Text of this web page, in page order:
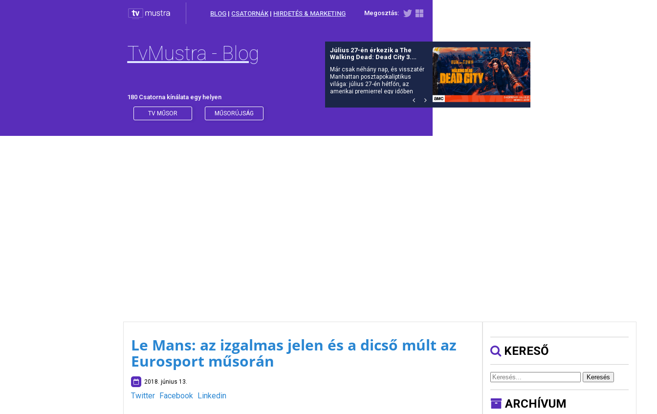
Megosztás:
BLOG | CSATORNÁK | HIRDETÉS & MARKETING
TvMustra - Blog
180 Csatorna kínálata egy helyen
TV MŰSOR MŰSORÚJSÁG
Július 27-én érkezik a The
Walking Dead: Dead City 3.
Már csak néhány nap, és visszatér
Manhattan posztapokaliptikus
világa: július 27-én hétfőn, az
amerikai premierrel egy időben
debütál itthon is az AMC-n a The
Le Mans: az izgalmas jelen és a dicső múlt az
Eurosport műsorán
2018. június 13.
Twitter Facebook Linkedin
KERESŐ
Keresés
ARCHÍVUM